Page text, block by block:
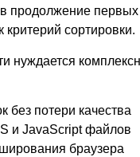
продолжение
критерий сортировки.
нуждается
без потери качества
и JavaScript файлов
браузера